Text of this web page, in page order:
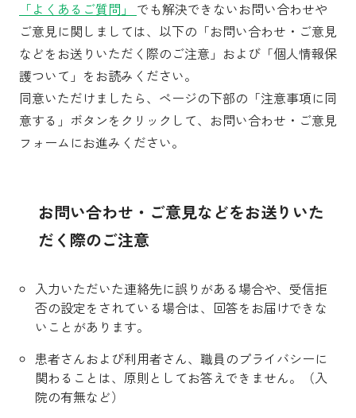
「よくあるご質問」 でも解決できないお問い合わせや
ご意見に関しましては、以下の「お問い合わせ・ご意見
などをお送りいただく際のご注意」および「個人情報保
護ついて」をお読みください。
同意いただけましたら、ページの下部の「注意事項に同
意する」ボタンをクリックして、お問い合わせ・ご意見
フォームにお進みください。
お問い合わせ・ご意見などをお送りいた
だく際のご注意
入力いただいた連絡先に誤りがある場合や、受信拒
否の設定をされている場合は、回答をお届けできな
いことがあります。
患者さんおよび利用者さん、職員のプライバシーに
関わることは、原則としてお答えできません。（入
院の有無など）